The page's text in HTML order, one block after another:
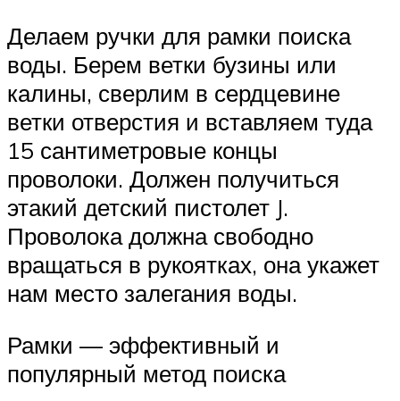
Делаем ручки для рамки поиска
воды. Берем ветки бузины или
калины, сверлим в сердцевине
ветки отверстия и вставляем туда
15 сантиметровые концы
проволоки. Должен получиться
этакий детский пистолет J.
Проволока должна свободно
вращаться в рукоятках, она укажет
нам место залегания воды.
Рамки — эффективный и
популярный метод поиска